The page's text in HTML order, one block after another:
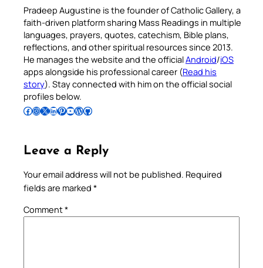
Pradeep Augustine is the founder of Catholic Gallery, a
faith-driven platform sharing Mass Readings in multiple
languages, prayers, quotes, catechism, Bible plans,
reflections, and other spiritual resources since 2013.
He manages the website and the officialAndroid/iOS
apps alongside his professional career (Read his
story). Stay connected with him on the official social
profiles below.
Follow Pradeep on Facebook Follow Pradeep on InstagramFollow Pradeep on X Follow Pradeep on LinkedIn Follow Pradeep on Pinterest Subscribe to Pradeep’s Youtube Channel Follow Pradeep on WordPress Follow Pradeep on GitHub
Leave a Reply
Your email address will not be published. Required
fields are marked *
Comment*